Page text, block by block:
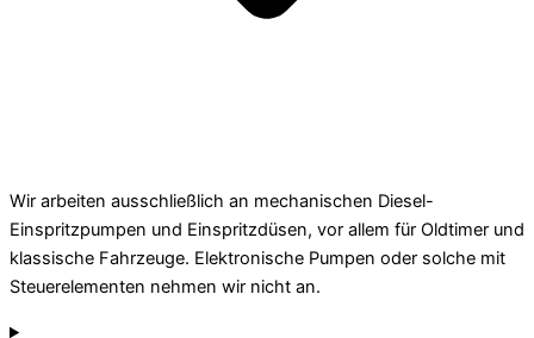
Wir arbeiten ausschließlich an mechanischen Diesel-
Einspritzpumpen und Einspritzdüsen, vor allem für Oldtimer und
klassische Fahrzeuge. Elektronische Pumpen oder solche mit
Steuerelementen nehmen wir nicht an.